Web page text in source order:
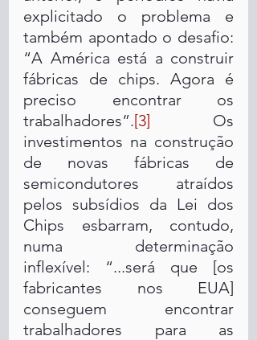
explicitado o problema e
também apontado o desafio:
“A América está a construir
fábricas de chips. Agora é
preciso encontrar os
trabalhadores”.[3] Os
investimentos na construção
de novas fábricas de
semicondutores atraídos
pelos subsídios da Lei dos
Chips esbarram, contudo,
numa determinação
inflexível: “...será que [os
fabricantes nos EUA]
conseguem encontrar
trabalhadores para as